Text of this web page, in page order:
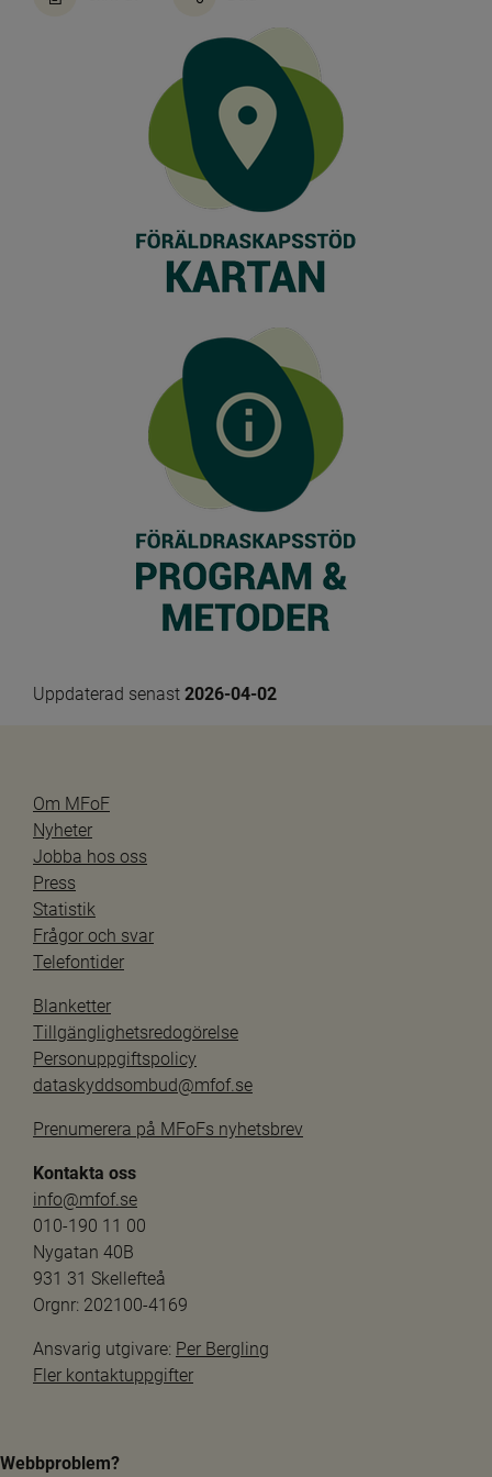
Uppdaterad senast 2026-04-02
Om MFoF
Nyheter
Jobba hos oss
Press
Statistik
Frågor och svar
Telefontider
Blanketter
Tillgänglighetsredogörelse
Personuppgiftspolicy
dataskyddsombud@mfof.se
Prenumerera på MFoFs nyhetsbrev
Kontakta oss
info@mfof.se
010-190 11 00
Nygatan 40B
931 31 Skellefteå
Orgnr: 202100-4169
Ansvarig utgivare: Per Bergling
Fler kontaktuppgifter
Webbproblem?